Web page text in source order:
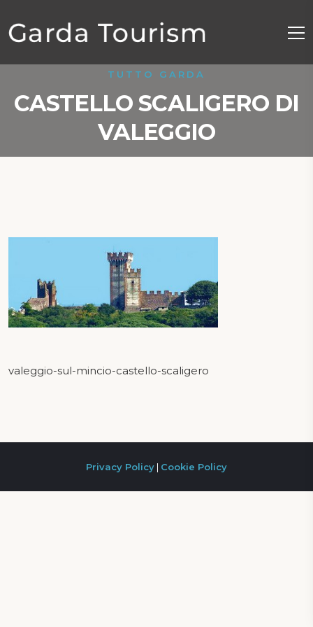
TUTTO GARDA
CASTELLO SCALIGERO DI
VALEGGIO
valeggio-sul-mincio-castello-scaligero
Privacy Policy | Cookie Policy